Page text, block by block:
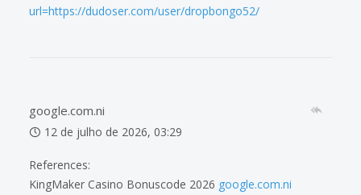
url=https://dudoser.com/user/dropbongo52/
google.com.ni
12 de julho de 2026, 03:29
References:
KingMaker Casino Bonuscode 2026 google.com.ni